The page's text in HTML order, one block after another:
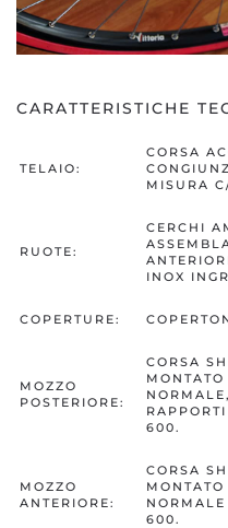
CARATTERISTICHE
TELAIO:
CORSA
MISURA
RUOTE:
CERCHI
INOX
COPERTURE:
MOZZO
POSTERIORE:
CORSA
600.
MOZZO
ANTERIORE:
CORSA
600.